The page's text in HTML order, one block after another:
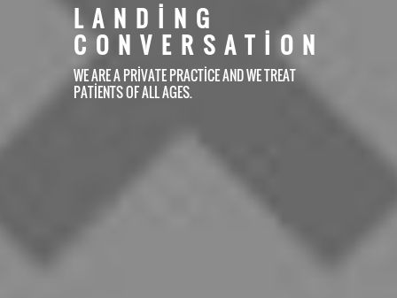
LANDING
CONVERSATION
WE ARE A PRIVATE PRACTICE AND WE TREAT
PATIENTS OF ALL AGES.